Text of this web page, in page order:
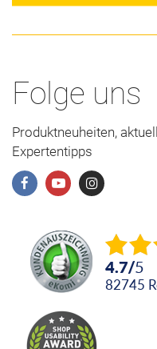
Folge uns
Produktneuheiten,
Expertentipps
4.7/5
82745